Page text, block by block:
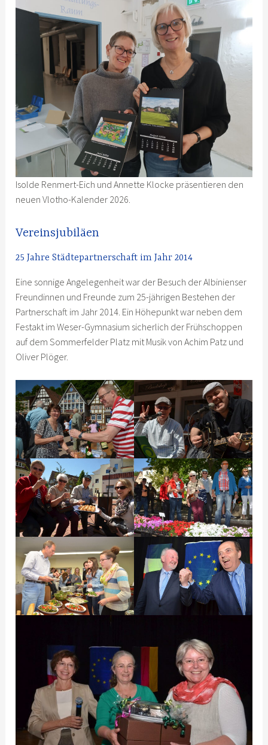
Isolde Renmert-Eich und Annette Klocke präsentieren den
neuen Vlotho-Kalender 2026.
Vereinsjubiläen
25 Jahre Städtepartnerschaft im Jahr 2014
Eine sonnige Angelegenheit war der Besuch der Albinienser
Freundinnen und Freunde zum 25-jährigen Bestehen der
Partnerschaft im Jahr 2014. Ein Höhepunkt war neben dem
Festakt im Weser-Gymnasium sicherlich der Frühschoppen
auf dem Sommerfelder Platz mit Musik von Achim Patz und
Oliver Plöger.